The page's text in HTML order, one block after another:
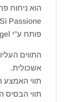
הוא ניחוח
פותח ע”י Christine Nagel ו- Julie Masse.
התווים
אשכולית.
תווי האמצע
תווי הבסיס